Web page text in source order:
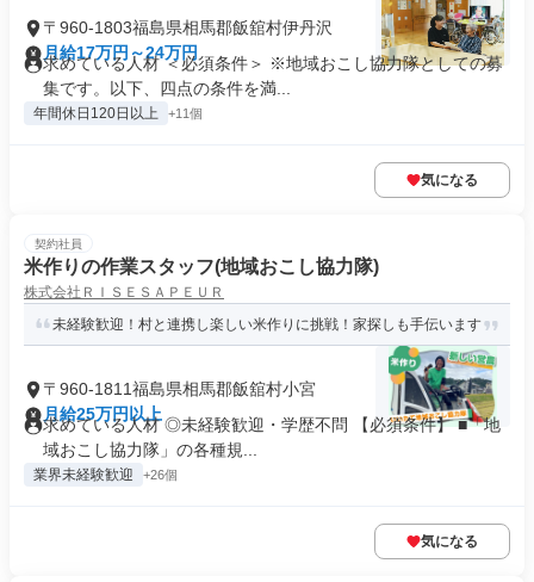
〒960-1803福島県相馬郡飯舘村伊丹沢
月給17万円～24万円
求めている人材 ＜必須条件＞ ※地域おこし協力隊としての募
集です。以下、四点の条件を満...
年間休日120日以上 +11個
気になる
契約社員
米作りの作業スタッフ(地域おこし協力隊)
株式会社ＲＩＳＥＳＡＰＥＵＲ
未経験歓迎！村と連携し楽しい米作りに挑戦！家探しも手伝います
〒960-1811福島県相馬郡飯舘村小宮
月給25万円以上
求めている人材 ◎未経験歓迎・学歴不問 【必須条件】 ■「地
域おこし協力隊」の各種規...
業界未経験歓迎 +26個
気になる